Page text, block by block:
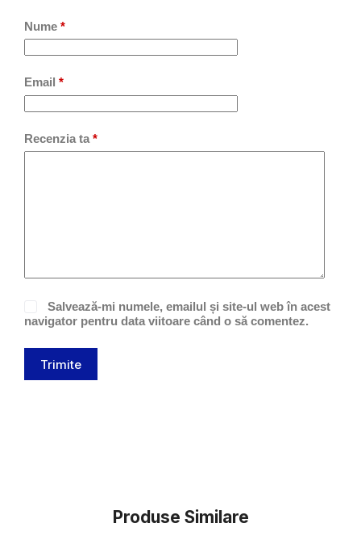
Nume *
Email *
Recenzia ta *
Salvează-mi numele, emailul și site-ul web în acest
navigator pentru data viitoare când o să comentez.
Trimite
Produse Similare